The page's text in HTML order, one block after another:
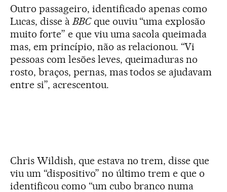
Outro passageiro, identificado apenas como
Lucas, disse àBBCque ouviu “uma explosão
muito forte” e que viu uma sacola queimada
mas, em princípio, não as relacionou. “Vi
pessoas com lesões leves, queimaduras no
rosto, braços, pernas, mas todos se ajudavam
entre si”, acrescentou.
Chris Wildish, que estava no trem, disse que
viu um “dispositivo” no último trem e que o
identificou como “um cubo branco numa